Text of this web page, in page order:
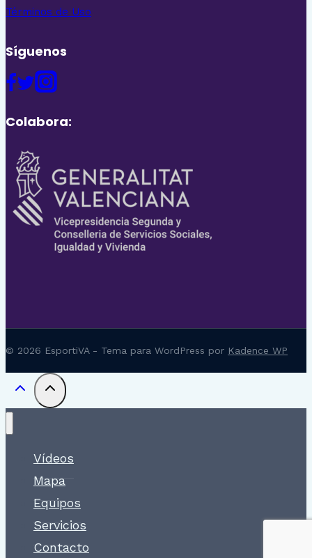
Términos de Uso
Síguenos
Colabora:
© 2026 EsportiVA - Tema para WordPress por Kadence WP
Vídeos
Mapa
Equipos
Servicios
Contacto